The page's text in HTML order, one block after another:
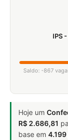
IPS
Saldo: -867
Hoje um
R$ 2.686,81
base em